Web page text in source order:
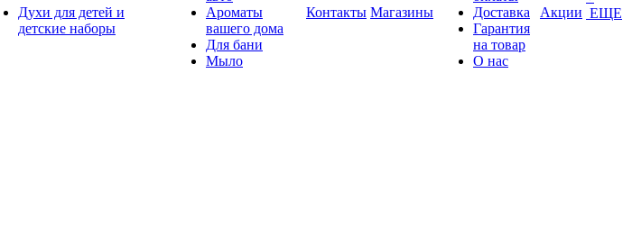
Духи для детей и
детские наборы
Ароматы
вашего дома
Для бани
Мыло
Контакты Магазины
Доставка
Гарантия
на товар
О нас
Акции ЕЩЕ